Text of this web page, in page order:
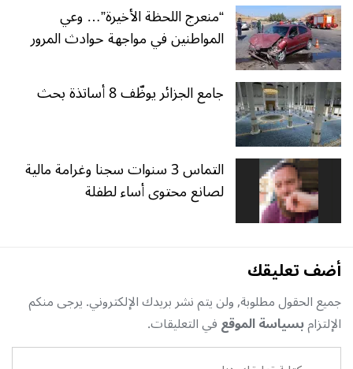
“منعرج اللحظة الأخيرة”… وعي
المواطنين في مواجهة حوادث المرور
جامع الجزائر يوظّف 8 أساتذة بحث
التماس 3 سنوات سجنا وغرامة مالية
لصانع محتوى أساء لطفلة
أضف تعليقك
جميع الحقول مطلوبة, ولن يتم نشر بريدك الإلكتروني. يرجى منكم
الإلتزامبسياسة الموقعفي التعليقات.